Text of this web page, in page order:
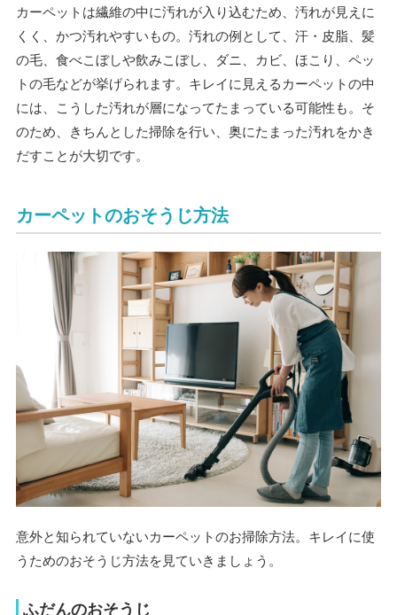
カーペットは繊維の中に汚れが入り込むため、汚れが見えに
くく、かつ汚れやすいもの。汚れの例として、汗・皮脂、髪
の毛、食べこぼしや飲みこぼし、ダニ、カビ、ほこり、ペッ
トの毛などが挙げられます。キレイに見えるカーペットの中
には、こうした汚れが層になってたまっている可能性も。そ
のため、きちんとした掃除を行い、奥にたまった汚れをかき
だすことが大切です。
カーペットのおそうじ方法
意外と知られていないカーペットのお掃除方法。キレイに使
うためのおそうじ方法を見ていきましょう。
ふだんのおそうじ